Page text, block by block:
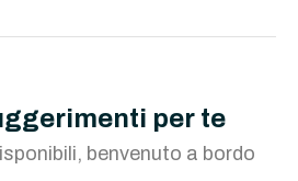
per te
benvenuto a bordo